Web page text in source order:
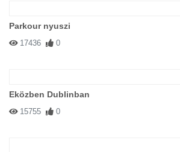
Parkour nyuszi
17436 0
Eközben Dublinban
15755 0